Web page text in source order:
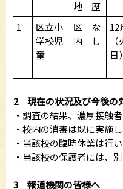
地
歴
1
区立小
学校児
童
区
内
な
し
12
日）
2 現在の状況及び今後の
・調査の結果、濃厚接触
・校内の消毒は既に実施し
・当該校の臨時休業は行い
・当該校の保護者には、
3 報道機関の皆様へ